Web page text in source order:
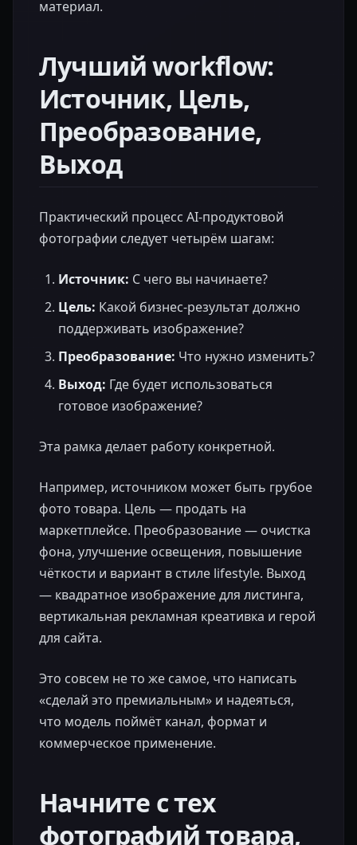
материал.
Лучший workflow:
Источник, Цель,
Преобразование,
Выход
Практический процесс AI-продуктовой
фотографии следует четырём шагам:
Источник: С чего вы начинаете?
Цель: Какой бизнес-результат должно
поддерживать изображение?
Преобразование: Что нужно изменить?
Выход: Где будет использоваться
готовое изображение?
Эта рамка делает работу конкретной.
Например, источником может быть грубое
фото товара. Цель — продать на
маркетплейсе. Преобразование — очистка
фона, улучшение освещения, повышение
чёткости и вариант в стиле lifestyle. Выход
— квадратное изображение для листинга,
вертикальная рекламная креативка и герой
для сайта.
Это совсем не то же самое, что написать
«сделай это премиальным» и надеяться,
что модель поймёт канал, формат и
коммерческое применение.
Начните с тех
фотографий товара,